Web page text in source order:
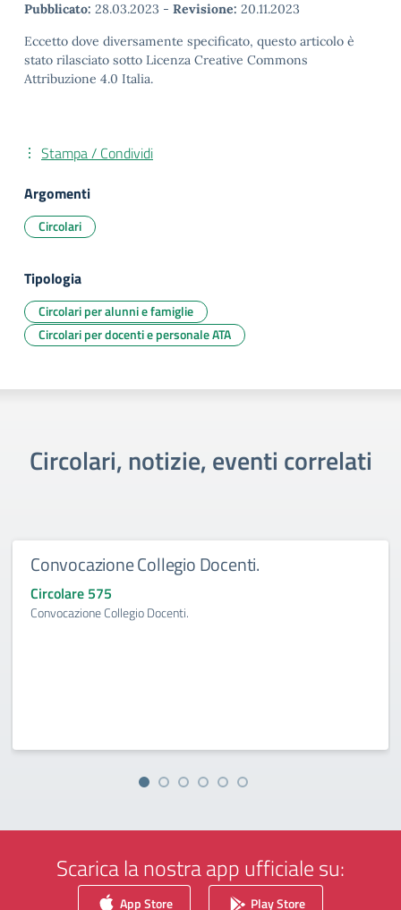
Pubblicato: 28.03.2023 - Revisione: 20.11.2023
Eccetto dove diversamente specificato, questo articolo è
stato rilasciato sotto Licenza Creative Commons
Attribuzione 4.0 Italia.
Stampa / Condividi
Argomenti
Circolari
Tipologia
Circolari per alunni e famiglie
Circolari per docenti e personale ATA
Circolari, notizie, eventi correlati
Convocazione Collegio Docenti.
Circolare 575
Convocazione Collegio Docenti.
Scarica la nostra app ufficiale su:
App Store Play Store